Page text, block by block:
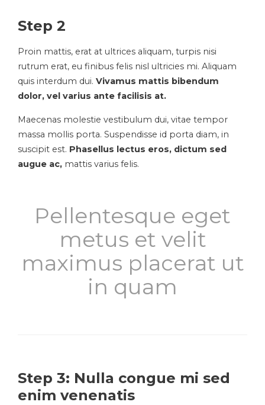
Step 2
Proin mattis, erat at ultrices aliquam, turpis nisi
rutrum erat, eu finibus felis nisl ultricies mi. Aliquam
quis interdum dui. Vivamus mattis bibendum
dolor, vel varius ante facilisis at.
Maecenas molestie vestibulum dui, vitae tempor
massa mollis porta. Suspendisse id porta diam, in
suscipit est. Phasellus lectus eros, dictum sed
augue ac, mattis varius felis.
Pellentesque eget
metus et velit
maximus placerat ut
in quam
Step 3: Nulla congue mi sed
enim venenatis